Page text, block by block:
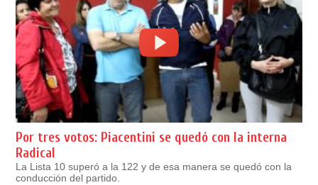
Por tres votos: Piacentini se quedó con la interna
Radical
La Lista 10 superó a la 122 y de esa manera se quedó con la
conducción del partido.